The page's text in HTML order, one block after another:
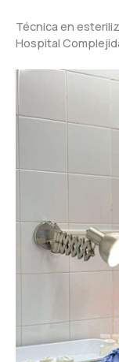
Técnica en
Hospital